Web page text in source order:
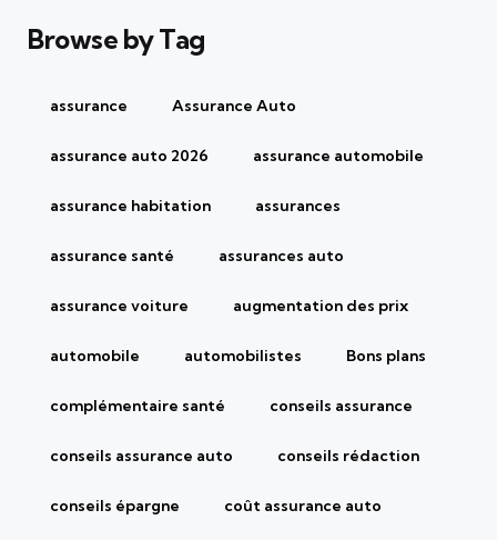
Browse by Tag
assurance Assurance Auto
assurance auto 2026 assurance automobile
assurance habitation assurances
assurance santé assurances auto
assurance voiture augmentation des prix
automobile automobilistes Bons plans
complémentaire santé conseils assurance
conseils assurance auto conseils rédaction
conseils épargne coût assurance auto